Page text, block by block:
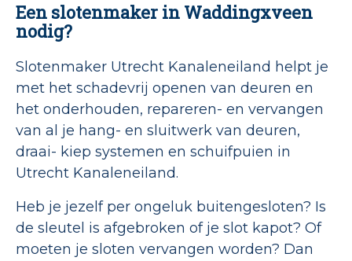
Een slotenmaker in Waddingxveen
nodig?
Slotenmaker Utrecht Kanaleneiland helpt je
met het schadevrij openen van deuren en
het onderhouden, repareren- en vervangen
van al je hang- en sluitwerk van deuren,
draai- kiep systemen en schuifpuien in
Utrecht Kanaleneiland.
Heb je jezelf per ongeluk buitengesloten? Is
de sleutel is afgebroken of je slot kapot? Of
moeten je sloten vervangen worden? Dan